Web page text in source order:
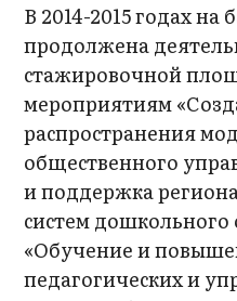
В 2014-2015 годах на
продолжена
стажировочной
мероприятиям
распространения
общественного
и поддержка
систем дошкольного
«Обучение и
педагогических и